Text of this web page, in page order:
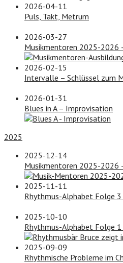
2026-04-11
Puls, Takt, Metrum
2026-03-27
Musikmentoren 2025-2026
2026-02-15
Intervalle – Schlüssel zum
2026-01-31
Blues in A – Improvisation
2025
2025-12-14
Musikmentoren 2025-2026
2025-11-11
Rhythmus-Alphabet Folge
2025-10-10
Rhythmus-Alphabet Folge
2025-09-09
Rhythmische Probleme im